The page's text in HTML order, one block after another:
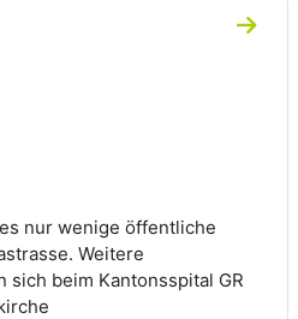
Zum
nur wenige öffentliche
Weitere
sich beim Kantonsspital GR